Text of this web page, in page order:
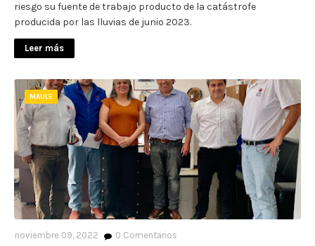
riesgo su fuente de trabajo producto de la catástrofe
producida por las lluvias de junio 2023.
Leer más
MAULE
noviembre 09, 2022 0 Comentarios